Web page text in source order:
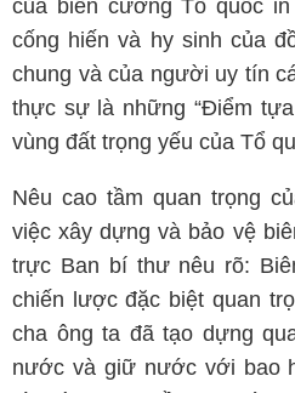
của biên cương Tổ quốc
cống hiến và hy sinh của
chung và của người uy tín
thực sự là những “Điểm
vùng đất trọng yếu của Tổ
Nêu cao tầm quan trọng
việc xây dựng và bảo vệ
trực Ban bí thư nêu rõ:
chiến lược đặc biệt quan
cha ông ta đã tạo dựng
nước và giữ nước với bao